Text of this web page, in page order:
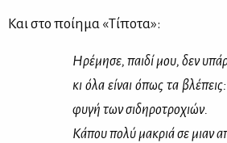
Και στο ποί­η­μα «Τί­πο­τα»:
Ηρέ­μη­σε, παι­δί μου, δεν
κι όλα εί­ναι όπως τα
φυ­γή των σι­δη­ρο­τρο­χιών.
Κά­που πο­λύ μα­κριά σε μιαν